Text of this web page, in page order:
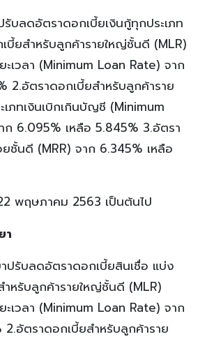
บลดอัตราดอกเบี้ยเงินกู้ทุกประเภท
บี้ยสำหรับลูกค้ารายใหญ่ชั้นดี (MLR)
ะเวลา (Minimum Loan Rate) จาก
2.อัตราดอกเบี้ยสำหรับลูกค้าราย
ภทเงินเบิกเกินบัญชี (Minimum
6.095% เหลือ 5.845% 3.อัตรา
ชั้นดี (MRR) จาก 6.345% เหลือ
พฤษภาคม 2563 เป็นต้นไป
า
ปรับลดอัตราดอกเบี้ยสินเชื่อ แบ่ง
ำหรับลูกค้ารายใหญ่ชั้นดี (MLR)
ะเวลา (Minimum Loan Rate) จาก
อัตราดอกเบี้ยสำหรับลูกค้าราย